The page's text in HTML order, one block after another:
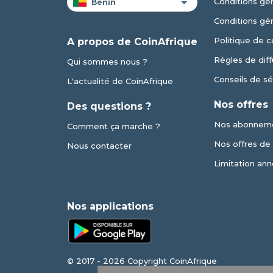
A propos de CoinAfrique
Qui sommes nous ?
L'actualité de CoinAfrique
Des questions ?
Comment ça marche ?
Nous contacter
Conditions
Politique de
Règles de
Conseils de
Nos offres
Nos
Nos offres de
Limitation
Nos applications
© 2017 - 2026 Copyright CoinAfrique